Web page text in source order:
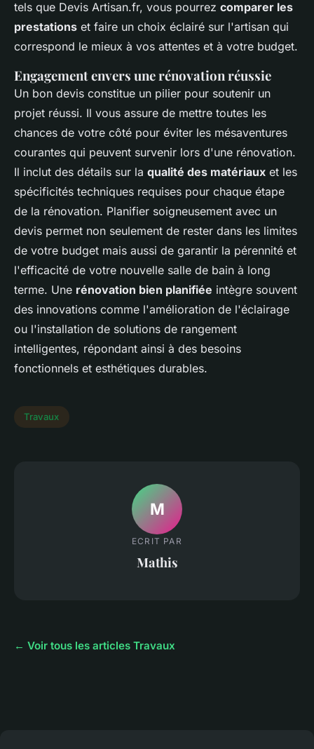
tels que Devis Artisan.fr, vous pourrez comparer les
prestations et faire un choix éclairé sur l'artisan qui
correspond le mieux à vos attentes et à votre budget.
Engagement envers une rénovation réussie
Un bon devis constitue un pilier pour soutenir un
projet réussi. Il vous assure de mettre toutes les
chances de votre côté pour éviter les mésaventures
courantes qui peuvent survenir lors d'une rénovation.
Il inclut des détails sur la qualité des matériaux et les
spécificités techniques requises pour chaque étape
de la rénovation. Planifier soigneusement avec un
devis permet non seulement de rester dans les limites
de votre budget mais aussi de garantir la pérennité et
l'efficacité de votre nouvelle salle de bain à long
terme. Une rénovation bien planifiée intègre souvent
des innovations comme l'amélioration de l'éclairage
ou l'installation de solutions de rangement
intelligentes, répondant ainsi à des besoins
fonctionnels et esthétiques durables.
Travaux
M
ECRIT PAR
Mathis
← Voir tous les articles Travaux